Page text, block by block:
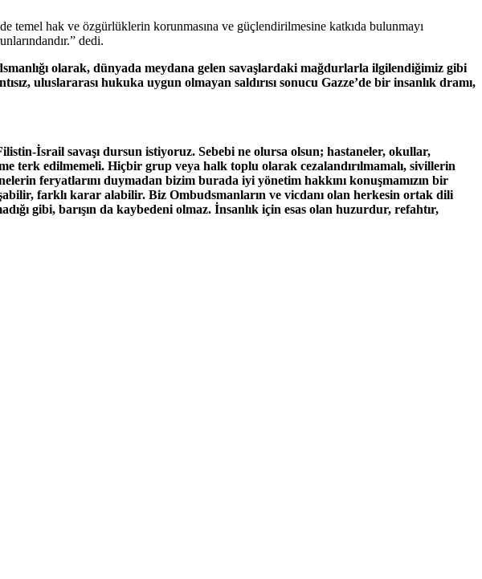
temel hak ve özgürlüklerin korunmasına ve güçlendirilmesine katkıda bulunmayı
dedi.
olarak, dünyada meydana gelen savaşlardaki mağdurlarla ilgilendiğimiz gibi
uluslararası hukuka uygun olmayan saldırısı sonucu Gazze’de bir insanlık dramı,
İsrail savaşı dursun istiyoruz. Sebebi ne olursa olsun; hastaneler, okullar,
terk edilmemeli. Hiçbir grup veya halk toplu olarak cezalandırılmamalı, sivillerin
feryatlarını duymadan bizim burada iyi yönetim hakkını konuşmamızın bir
farklı karar alabilir. Biz Ombudsmanların ve vicdanı olan herkesin ortak dili
gibi, barışın da kaybedeni olmaz. İnsanlık için esas olan huzurdur, refahtır,